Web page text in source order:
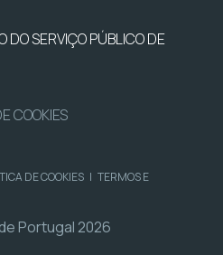
DO SERVIÇO PÚBLICO DE
COOKIES
DE COOKIES | TERMOS E
Portugal 2026